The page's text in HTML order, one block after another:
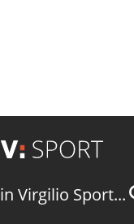
Virgilio Sport...